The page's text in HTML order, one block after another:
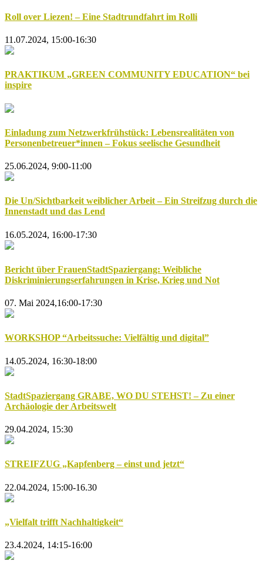
Roll over Liezen! – Eine Stadtrundfahrt im Rolli
11.07.2024, 15:00-16:30
PRAKTIKUM „GREEN COMMUNITY EDUCATION“ bei
inspire
Einladung zum Netzwerkfrühstück: Lebensrealitäten von
Personenbetreuer*innen – Fokus seelische Gesundheit
25.06.2024, 9:00-11:00
Die Un/Sichtbarkeit weiblicher Arbeit – Ein Streifzug durch die
Innenstadt und das Lend
16.05.2024, 16:00-17:30
Bericht über FrauenStadtSpaziergang: Weibliche
Diskriminierungserfahrungen in Krise, Krieg und Not
07. Mai 2024,16:00-17:30
WORKSHOP “Arbeitssuche: Vielfältig und digital”
14.05.2024, 16:30-18:00
StadtSpaziergang GRABE, WO DU STEHST! – Zu einer
Archäologie der Arbeitswelt
29.04.2024, 15:30
STREIFZUG „Kapfenberg – einst und jetzt“
22.04.2024, 15:00-16.30
„Vielfalt trifft Nachhaltigkeit“
23.4.2024, 14:15-16:00